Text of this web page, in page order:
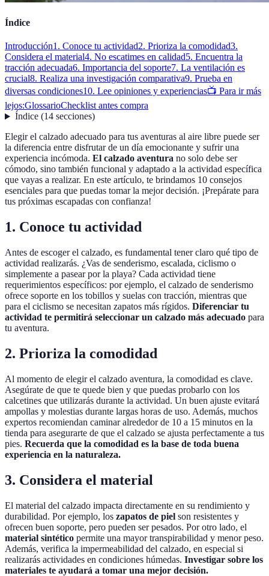
Índice
Introducción1. Conoce tu actividad2. Prioriza la comodidad3.
Considera el material4. No escatimes en calidad5. Encuentra la
tracción adecuada6. Importancia del soporte7. La ventilación es
crucial8. Realiza una investigación comparativa9. Prueba en
diversas condiciones10. Lee opiniones y experiencias📺 Para ir más
lejos:GlossarioChecklist antes compra
Índice(14 secciones)
Elegir el calzado adecuado para tus aventuras al aire libre puede ser
la diferencia entre disfrutar de un día emocionante y sufrir una
experiencia incómoda. El calzado aventura no solo debe ser
cómodo, sino también funcional y adaptado a la actividad específica
que vayas a realizar. En este artículo, te brindamos 10 consejos
esenciales para que puedas tomar la mejor decisión. ¡Prepárate para
tus próximas escapadas con confianza!
1. Conoce tu actividad
Antes de escoger el calzado, es fundamental tener claro qué tipo de
actividad realizarás. ¿Vas de senderismo, escalada, ciclismo o
simplemente a pasear por la playa? Cada actividad tiene
requerimientos específicos: por ejemplo, el calzado de senderismo
ofrece soporte en los tobillos y suelas con tracción, mientras que
para el ciclismo se necesitan zapatos más rígidos. Diferenciar tu
actividad te permitirá seleccionar un calzado más adecuado para
tu aventura.
2. Prioriza la comodidad
Al momento de elegir el calzado aventura, la comodidad es clave.
Asegúrate de que te quede bien y que puedas probarlo con los
calcetines que utilizarás durante la actividad. Un buen ajuste evitará
ampollas y molestias durante largas horas de uso. Además, muchos
expertos recomiendan caminar alrededor de 10 a 15 minutos en la
tienda para asegurarte de que el calzado se ajusta perfectamente a tus
pies. Recuerda que la comodidad es la base de toda buena
experiencia en la naturaleza.
3. Considera el material
El material del calzado impacta directamente en su rendimiento y
durabilidad. Por ejemplo, los zapatos de piel son resistentes y
ofrecen buen soporte, pero pueden ser pesados. Por otro lado, el
material sintético permite una mayor transpirabilidad y menor peso.
Además, verifica la impermeabilidad del calzado, en especial si
realizarás actividades en condiciones húmedas. Investigar sobre los
materiales te ayudará a tomar una mejor decisión.